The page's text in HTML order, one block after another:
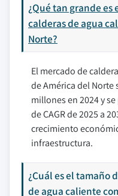
¿Qué tan grande es
calderas de agua
Norte?
El mercado de
de América del Norte
millones en 2024 y
de CAGR de 2025 a
crecimiento
infraestructura.
¿Cuál es el tamaño
de agua caliente